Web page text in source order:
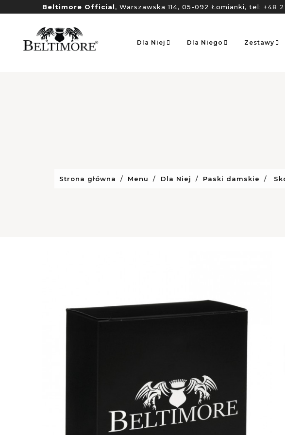
Beltimore Official, Warszawska 114, 05-092 Łomianki, tel: +48
Dla Niej Dla Niego Zestawy
Strona główna Menu Dla Niej Paski damskie